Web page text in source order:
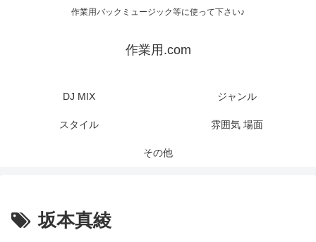
作業用バックミュージック等に使って下さい♪
作業用.com
DJ MIX ジャンル
スタイル 雰囲気 場面
その他
坂本真綾